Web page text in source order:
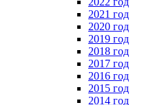
2021 год
2020 год
2019 год
2018 год
2017 год
2016 год
2015 год
2014 год